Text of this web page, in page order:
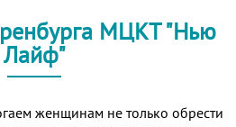
МЦКТ "Нью
Лайф"
женщинам не только обрести